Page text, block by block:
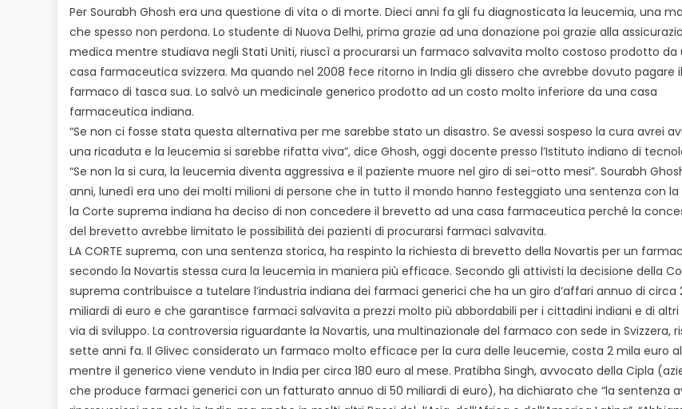
Per Sourabh Ghosh era una questione di vita o di morte. Dieci anni fa gli fu diagnosticata la leucemia, una
che spesso non perdona. Lo studente di Nuova Delhi, prima grazie ad una donazione poi grazie alla
medica mentre studiava negli Stati Uniti, riuscì a procurarsi un farmaco salvavita molto costoso prodotto da
casa farmaceutica svizzera. Ma quando nel 2008 fece ritorno in India gli dissero che avrebbe dovuto pagare il
farmaco di tasca sua. Lo salvò un medicinale generico prodotto ad un costo molto inferiore da una casa
farmaceutica indiana.
“Se non ci fosse stata questa alternativa per me sarebbe stato un disastro. Se avessi sospeso la cura avrei
una ricaduta e la leucemia si sarebbe rifatta viva”, dice Ghosh, oggi docente presso l’Istituto indiano di
“Se non la si cura, la leucemia diventa aggressiva e il paziente muore nel giro di sei-otto mesi”. Sourabh
anni, lunedì era uno dei molti milioni di persone che in tutto il mondo hanno festeggiato una sentenza con la
la Corte suprema indiana ha deciso di non concedere il brevetto ad una casa farmaceutica perché la
del brevetto avrebbe limitato le possibilità dei pazienti di procurarsi farmaci salvavita.
LA CORTE suprema, con una sentenza storica, ha respinto la richiesta di brevetto della Novartis per un
secondo la Novartis stessa cura la leucemia in maniera più efficace. Secondo gli attivisti la decisione della
suprema contribuisce a tutelare l’industria indiana dei farmaci generici che ha un giro d’affari annuo di circa
miliardi di euro e che garantisce farmaci salvavita a prezzi molto più abbordabili per i cittadini indiani e di altri
via di sviluppo. La controversia riguardante la Novartis, una multinazionale del farmaco con sede in Svizzera,
sette anni fa. Il Glivec considerato un farmaco molto efficace per la cura delle leucemie, costa 2 mila euro
mentre il generico viene venduto in India per circa 180 euro al mese. Pratibha Singh, avvocato della Cipla
che produce farmaci generici con un fatturato annuo di 50 miliardi di euro), ha dichiarato che “la sentenza
Bilancio in consiglio con un occhio
alle urne
Ecologia Evidenza Informazione
Duro attacco al biologico italiano
dai Paesi del Nord. Il settore è a
Informazione
Acque sempre agitate tra i
democratici di Caposele